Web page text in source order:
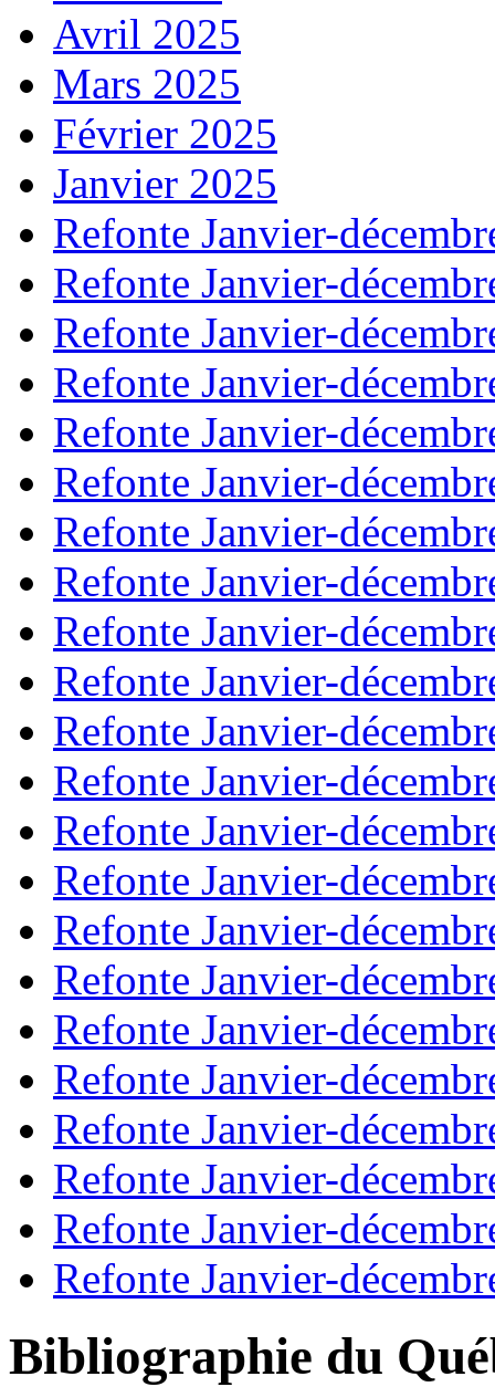
Avril 2025
Mars 2025
Février 2025
Janvier 2025
Refonte Janvier-
Refonte Janvier-
Refonte Janvier-
Refonte Janvier-
Refonte Janvier-
Refonte Janvier-
Refonte Janvier-
Refonte Janvier-
Refonte Janvier-
Refonte Janvier-
Refonte Janvier-
Refonte Janvier-
Refonte Janvier-
Refonte Janvier-
Refonte Janvier-
Refonte Janvier-
Refonte Janvier-
Refonte Janvier-
Refonte Janvier-
Refonte Janvier-
Refonte Janvier-
Refonte Janvier-
Bibliographie du